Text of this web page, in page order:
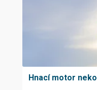
Hnací motor